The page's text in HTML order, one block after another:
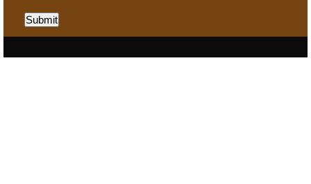
Submit